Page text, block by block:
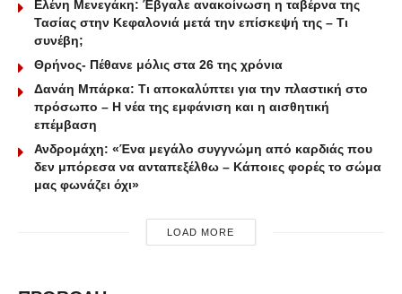
Ελένη Μενεγάκη: Έβγαλε ανακοίνωση η ταβέρνα της
Τασίας στην Κεφαλονιά μετά την επίσκεψή της – Τι
συνέβη;
Θρήνος- Πέθανε μόλις στα 26 της χρόνια
Δανάη Μπάρκα: Τι αποκαλύπτει για την πλαστική στο
πρόσωπο – Η νέα της εμφάνιση και η αισθητική
επέμβαση
Ανδρομάχη: «Ένα μεγάλο συγγνώμη από καρδιάς που
δεν μπόρεσα να ανταπεξέλθω – Κάποιες φορές το σώμα
μας φωνάζει όχι»
LOAD MORE